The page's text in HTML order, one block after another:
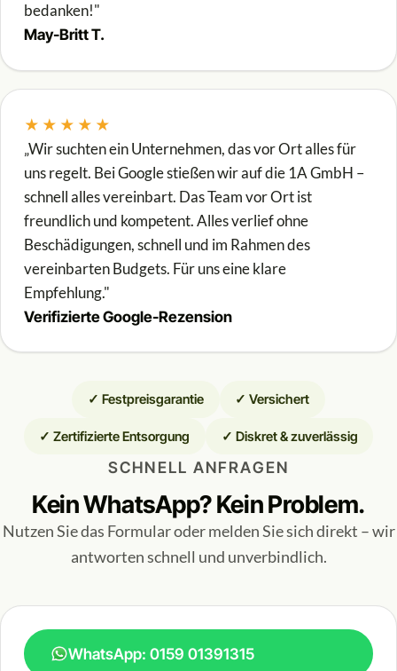
bedanken!"
May-Britt T.
★★★★★
„Wir suchten ein Unternehmen, das vor Ort alles für
uns regelt. Bei Google stießen wir auf die 1A GmbH –
schnell alles vereinbart. Das Team vor Ort ist
freundlich und kompetent. Alles verlief ohne
Beschädigungen, schnell und im Rahmen des
vereinbarten Budgets. Für uns eine klare
Empfehlung."
Verifizierte Google-Rezension
✓ Festpreisgarantie ✓ Versichert
✓ Zertifizierte Entsorgung ✓ Diskret & zuverlässig
SCHNELL ANFRAGEN
Kein WhatsApp? Kein Problem.
Nutzen Sie das Formular oder melden Sie sich direkt – wir
antworten schnell und unverbindlich.
WhatsApp: 0159 01391315